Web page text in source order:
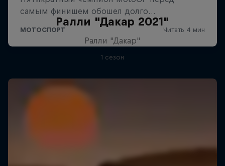
Ралли "Дакар 2021"
Ралли "Дакар"
1 сезон